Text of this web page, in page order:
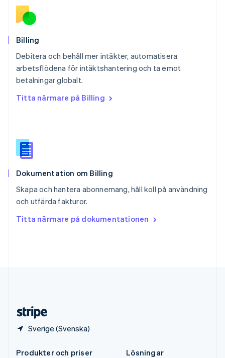
Billing
Debitera och behåll mer intäkter, automatisera
arbetsflödena för intäktshantering och ta emot
betalningar globalt.
Titta närmare på Billing
Dokumentation om Billing
Skapa och hantera abonnemang, håll koll på användning
och utfärda fakturor.
Titta närmare på dokumentationen
Sverige (Svenska)
Português
Rumänien
English
DeutschFrançaisItaliano English
Singapore
English简体中文
English
Español
Storbritannien
Sverige
Thailand
ไทยEnglish
English
Produkter och priser
Lösningar